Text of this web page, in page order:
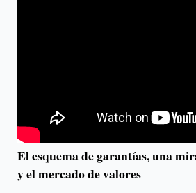
El esquema de garantías, una
y el mercado de valores